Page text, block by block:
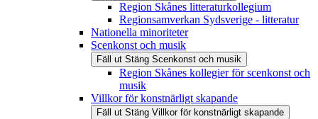
Region Skånes litteraturkollegium
Regionsamverkan Sydsverige - litteratur
Nationella minoriteter
Scenkonst och musik
Fäll ut Stäng Scenkonst och musik
Region Skånes kollegier för scenkonst och
musik
Villkor för konstnärligt skapande
Fäll ut Stäng Villkor för konstnärligt skapande